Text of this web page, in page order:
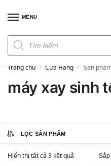
MENU
Trang chủ / Cửa Hàng / Sản
máy xay sinh
LỌC SẢN PHẨM
Hiển thị tất cả 3 kết quả